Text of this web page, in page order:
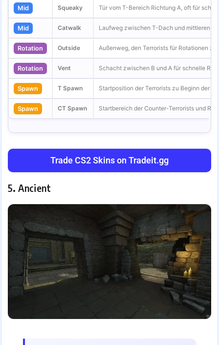
Mid Squeaky Tür vom T-Bereich Richtung A, oft für
Mid Catwalk Laufweg zwischen T-Dach und mittleren
Rotation Outside Außenweg, den Terrorists für Rotationen
Rotation Vent Schacht zwischen B und A für schnelle
Spawn T Spawn Startposition der Terrorists zu Beginn der
Spawn CT Spawn Startbereich der Counter-Terrorists und
Trade CS2 Skins on Tradeit.gg
5. Ancient